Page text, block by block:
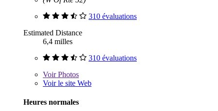
310 évaluations
Estimated Distance
6,4 milles
310 évaluations
VoirPhotos
Voir le site Web
Heures normales